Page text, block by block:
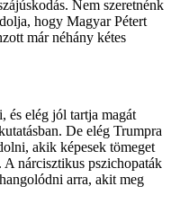
Nem szeretnénk
hogy Magyar Pétert
már néhány kétes
és elég jól tartja magát
De elég Trumpra
akik képesek tömeget
nárcisztikus pszichopaták
arra, akit meg